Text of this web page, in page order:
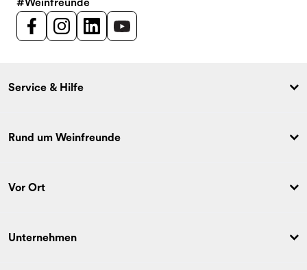
#Weinfreunde
Service & Hilfe
Rund um Weinfreunde
Vor Ort
Unternehmen